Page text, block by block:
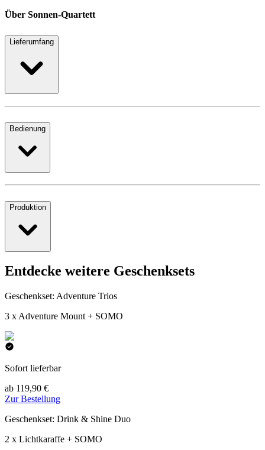
Über Sonnen-Quartett
Lieferumfang
Bedienung
Produktion
Entdecke weitere Geschenksets
Geschenkset: Adventure Trios
3 x Adventure Mount + SOMO
Sofort lieferbar
ab 119,90 €
Zur Bestellung
Geschenkset: Drink & Shine Duo
2 x Lichtkaraffe + SOMO